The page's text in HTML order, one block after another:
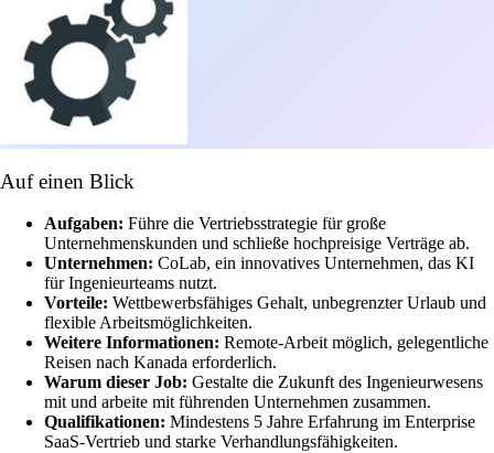
Auf einen Blick
Aufgaben: Führe die Vertriebsstrategie für große
Unternehmenskunden und schließe hochpreisige Verträge ab.
Unternehmen: CoLab, ein innovatives Unternehmen, das KI
für Ingenieurteams nutzt.
Vorteile: Wettbewerbsfähiges Gehalt, unbegrenzter Urlaub und
flexible Arbeitsmöglichkeiten.
Weitere Informationen: Remote-Arbeit möglich, gelegentliche
Reisen nach Kanada erforderlich.
Warum dieser Job: Gestalte die Zukunft des Ingenieurwesens
mit und arbeite mit führenden Unternehmen zusammen.
Qualifikationen: Mindestens 5 Jahre Erfahrung im Enterprise
SaaS-Vertrieb und starke Verhandlungsfähigkeiten.